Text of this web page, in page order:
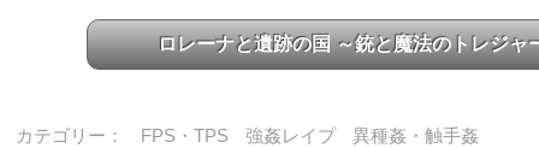
ロレーナと遺跡の国 ～銃と魔法のトレジャ
カテゴリー： FPS・TPS 強姦レイプ 異種姦・触手姦